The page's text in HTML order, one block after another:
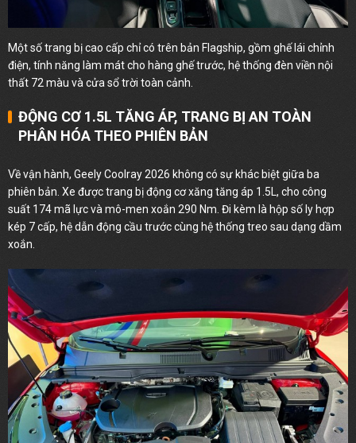
Một số trang bị cao cấp chỉ có trên bản Flagship, gồm ghế lái chỉnh
điện, tính năng làm mát cho hàng ghế trước, hệ thống đèn viền nội
thất 72 màu và cửa sổ trời toàn cảnh.
ĐỘNG CƠ 1.5L TĂNG ÁP, TRANG BỊ AN TOÀN
PHÂN HÓA THEO PHIÊN BẢN
Về vận hành, Geely Coolray 2026 không có sự khác biệt giữa ba
phiên bản. Xe được trang bị động cơ xăng tăng áp 1.5L, cho công
suất 174 mã lực và mô-men xoắn 290 Nm. Đi kèm là hộp số ly hợp
kép 7 cấp, hệ dẫn động cầu trước cùng hệ thống treo sau dạng dầm
xoắn.